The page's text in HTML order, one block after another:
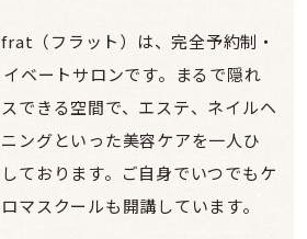
（フラット）は、完全予約制・
ベートサロンです。まるで隠れ
できる空間で、エステ、ネイルヘ
ングといった美容ケアを一人ひ
ております。ご自身でいつでもケ
マスクールも開講しています。